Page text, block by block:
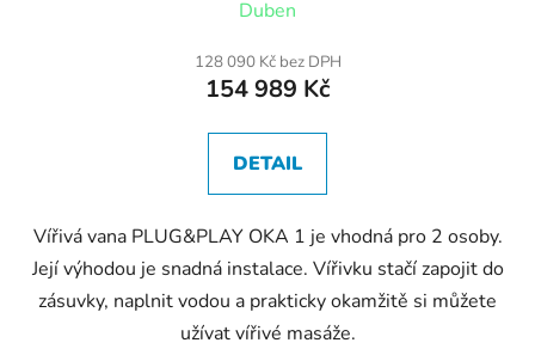
Duben
128 090 Kč bez DPH
154 989 Kč
DETAIL
Vířivá vana PLUG&PLAY OKA 1 je vhodná pro 2 osoby.
Její výhodou je snadná instalace. Vířivku stačí zapojit do
zásuvky, naplnit vodou a prakticky okamžitě si můžete
užívat vířivé masáže.